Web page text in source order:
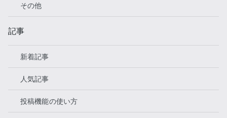
その他
記事
新着記事
人気記事
投稿機能の使い方